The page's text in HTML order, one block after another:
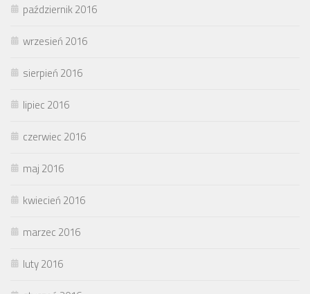
październik 2016
wrzesień 2016
sierpień 2016
lipiec 2016
czerwiec 2016
maj 2016
kwiecień 2016
marzec 2016
luty 2016